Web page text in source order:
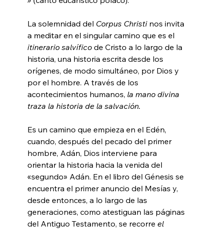
La solemnidad del Corpus Christi nos invita
a meditar en el singular camino que es el
itinerario salvífico de Cristo a lo largo de la
historia, una historia escrita desde los
orígenes, de modo simultáneo, por Dios y
por el hombre. A través de los
acontecimientos humanos, la mano divina
traza la historia de la salvación.
Es un camino que empieza en el Edén,
cuando, después del pecado del primer
hombre, Adán, Dios interviene para
orientar la historia hacia la venida del
«segundo» Adán. En el libro del Génesis se
encuentra el primer anuncio del Mesías y,
desde entonces, a lo largo de las
generaciones, como atestiguan las páginas
del Antiguo Testamento, se recorre el